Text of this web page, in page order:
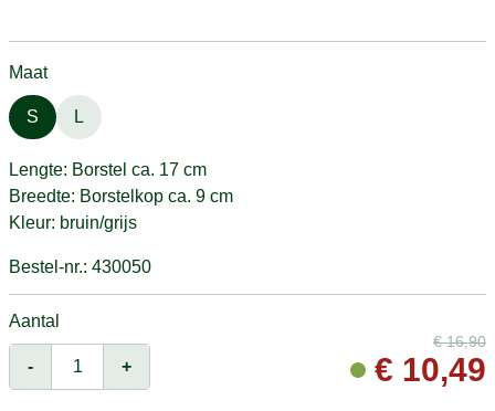
Maat
S L
Lengte: Borstel ca. 17 cm
Breedte: Borstelkop ca. 9 cm
Kleur: bruin/grijs
Bestel-nr.: 430050
Aantal
- +
€16,90
€ 10,49